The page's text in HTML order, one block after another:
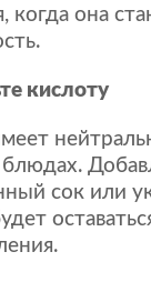
когда она
кислоту
блюдах.
сок или